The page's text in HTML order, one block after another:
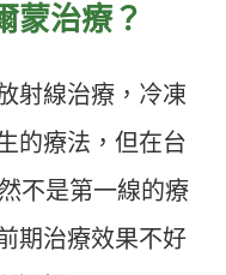
蒙治療？
射線治療，冷凍
的療法，但在台
不是第一線的療
期治療效果不好